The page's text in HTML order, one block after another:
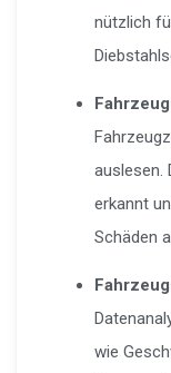
nützlich
auslesen.
erkannt
Schäden
wie